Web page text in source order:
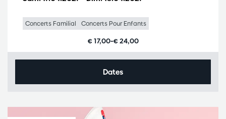
Concerts Familial Concerts Pour Enfants
€ 17,00–€ 24,00
Dates